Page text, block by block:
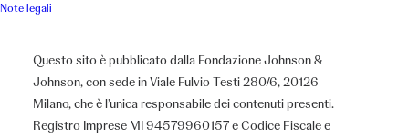
Note legali
Questo sito è pubblicato dalla Fondazione Johnson &
Johnson, con sede in Viale Fulvio Testi 280/6, 20126
Milano, che è l’unica responsabile dei contenuti presenti.
Registro Imprese MI 94579960157 e Codice Fiscale e